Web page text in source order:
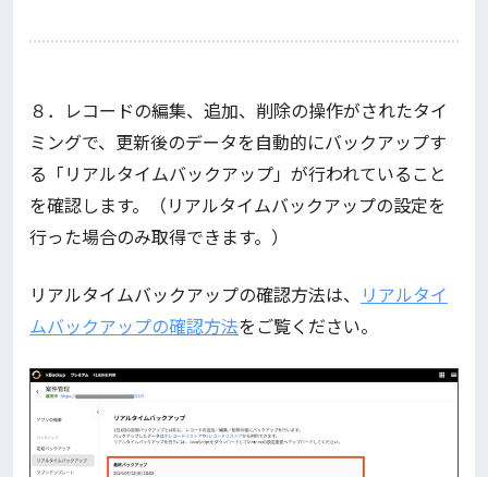
８．レコードの編集、追加、削除の操作がされたタイ
ミングで、更新後のデータを自動的にバックアップす
る「リアルタイムバックアップ」が行われていること
を確認します。（リアルタイムバックアップの設定を
行った場合のみ取得できます。）
リアルタイムバックアップの確認方法は、 リアルタイ
ムバックアップの確認方法をご覧ください。